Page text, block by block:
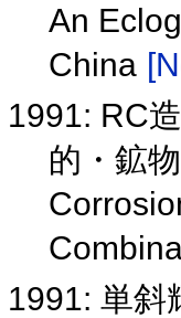
An
China
1991: RC
的・鉱
1991: 単